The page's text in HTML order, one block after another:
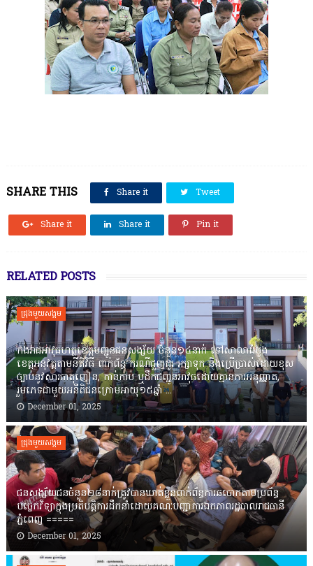
SHARE THIS Share it Tweet
Share it Share it Pin it
RELATED POSTS
ជ្រុងមួយសង្គម
កងរាជឣាវុធហត្ថខេត្តបញ្ជូនជនសង្ស័យ ចំនួន១៤នាក់ ទៅសាលាដំបូង
ខេត្តឣនុវត្តតាមនីតិវិធី ពាក់ព័ន្ធ ករណីជួញដូរ រក្សាទុក និងប្រើប្រាស់ដោយខុស
ច្បាប់នូវសារធាតុញៀន, កាន់កាប់ ឬដឹកជញ្ជូនអាវុធដោយគ្មានការអនុញ្ញាត,
រួមភេទជាមួយអនីតិជនក្រោមអាយុ១៥ឆ្នាំ ...
December 01, 2025
ជ្រុងមួយសង្គម
ជនសង្ស័យជនចំនួន២៨នាក់ត្រូវបានឃាត់ខ្លួនពាក់ព័ន្ធការឆបោកតាមប្រព័ន្ធ
បច្ចេកវិទ្យាក្នុងប្រតិបត្តិការដឹកនាំដោយគណៈបញ្ជាការឯកភាពរដ្ឋបាលរាជធានី
ភ្នំពេញ ‎=====
December 01, 2025